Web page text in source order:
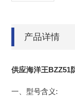
产品详情
供应海洋王BZZ51
一、型号含义: